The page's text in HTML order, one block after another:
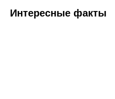
Интересные факты